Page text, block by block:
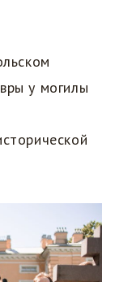
у могилы